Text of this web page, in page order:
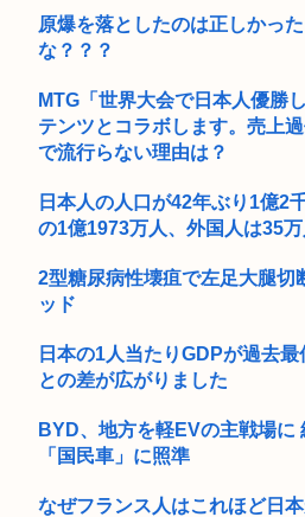
原爆を落としたのは正しかっ
な？？？
MTG「世界大会で日本人優勝
テンツとコラボします。売上
で流行らない理由は？
日本人の人口が42年ぶり1億2
の1億1973万人、外国人は35
2型糖尿病性壊疽で左足大腿切
ッド
日本の1人当たりGDPが過去
との差が広がりました
BYD、地方を軽EVの主戦場に
「国民車」に照準
なぜフランス人はこれほど日